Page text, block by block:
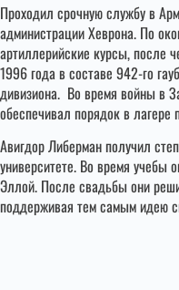
Проходил срочную службу в
администрации Хеврона. По
артиллерийские курсы, после
1996 года в составе 942-го
дивизиона. Во время войны в
обеспечивал порядок в
Авигдор Либерман получил
университете. Во время учебы
Эллой. После свадьбы они
поддерживая тем самым идею